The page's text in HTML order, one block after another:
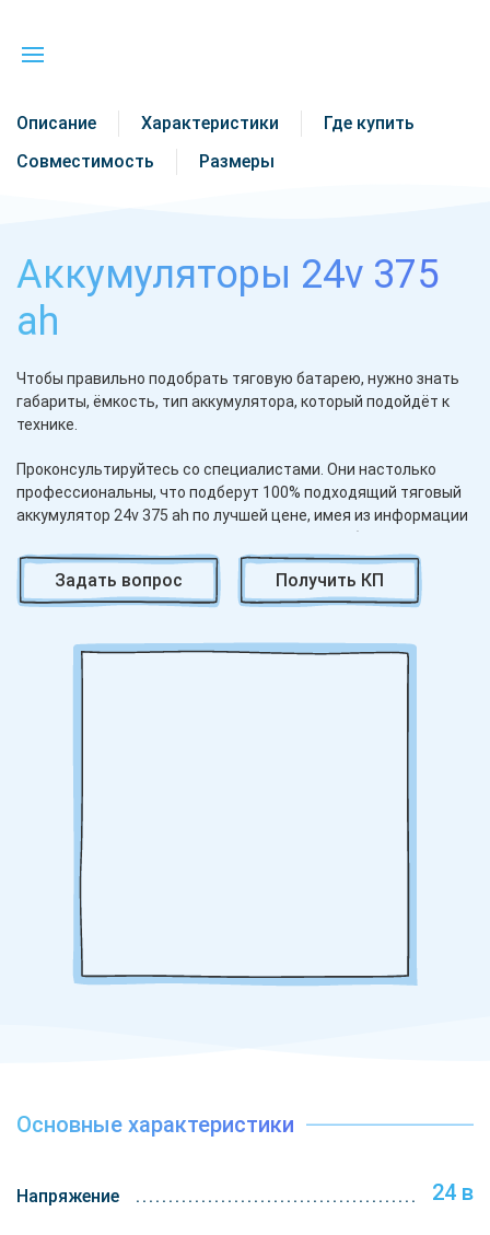
Описание Характеристики
Где купить
Совместимость
Размеры
Аккумуляторы 24v 375
ah
Чтобы правильно подобрать тяговую батарею, нужно знать
габариты, ёмкость, тип аккумулятора, который подойдёт к
технике.
Проконсультируйтесь со специалистами. Они настолько
профессиональны, что подберут 100% подходящий тяговый
аккумулятор 24v 375 ah по лучшей цене, имея из информации
ставить.
Цена на аккумуляторные батареи 24в 375 ah порадует самого
производителем. Мы торгуем батареями разной ёмкости:
аккумуляторы 24в 300, 350, 600 а и многие другие. От вас
Задать вопрос Получить КП
Основные характеристики
Напряжение 24 в